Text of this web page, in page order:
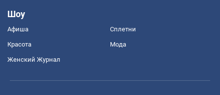
Шоу
Афиша Сплетни
Красота Мода
Женский Журнал